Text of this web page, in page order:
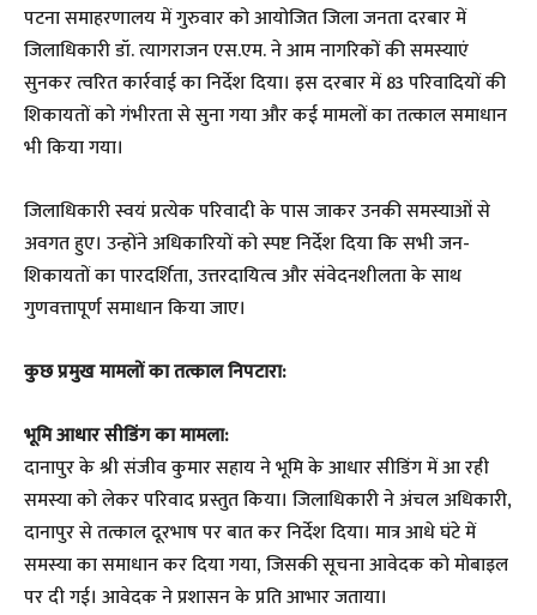
पटना समाहरणालय में गुरुवार को आयोजित जिला जनता दरबार में
जिलाधिकारी डॉ. त्यागराजन एस.एम. ने आम नागरिकों की समस्याएं
सुनकर त्वरित कार्रवाई का निर्देश दिया। इस दरबार में 83 परिवादियों की
शिकायतों को गंभीरता से सुना गया और कई मामलों का तत्काल समाधान
भी किया गया।
जिलाधिकारी स्वयं प्रत्येक परिवादी के पास जाकर उनकी समस्याओं से
अवगत हुए। उन्होंने अधिकारियों को स्पष्ट निर्देश दिया कि सभी जन-
शिकायतों का पारदर्शिता, उत्तरदायित्व और संवेदनशीलता के साथ
गुणवत्तापूर्ण समाधान किया जाए।
कुछ प्रमुख मामलों का तत्काल निपटारा:
भूमि आधार सीडिंग का मामला:
दानापुर के श्री संजीव कुमार सहाय ने भूमि के आधार सीडिंग में आ रही
समस्या को लेकर परिवाद प्रस्तुत किया। जिलाधिकारी ने अंचल अधिकारी,
दानापुर से तत्काल दूरभाष पर बात कर निर्देश दिया। मात्र आधे घंटे में
समस्या का समाधान कर दिया गया, जिसकी सूचना आवेदक को मोबाइल
पर दी गई। आवेदक ने प्रशासन के प्रति आभार जताया।